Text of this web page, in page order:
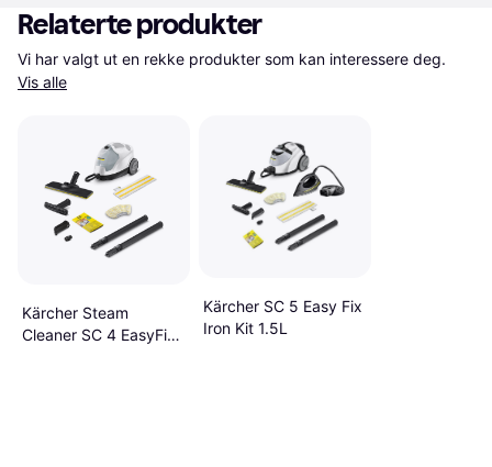
Relaterte produkter
Vis alle
Kärcher Steam
Cleaner SC 4 EasyFix
Kärcher SC 5 Easy Fix
Iron Kit 1.5L